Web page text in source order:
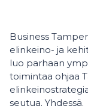
Business
elinkeino- ja
luo parhaan
toimintaa ohjaa
seutua. Yhdessä.